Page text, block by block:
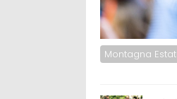
Montagna